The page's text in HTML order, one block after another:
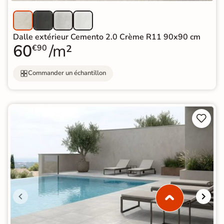
Dalle extérieur Cemento 2.0 Crème R11 90x90 cm
60€90 /m²
Commander un échantillon

